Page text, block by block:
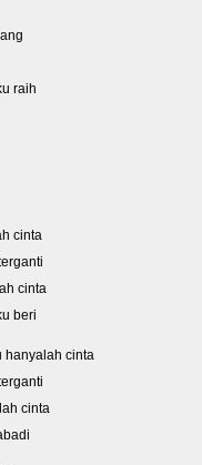
raih
cinta
cinta
beri
hanyalah cinta
cinta